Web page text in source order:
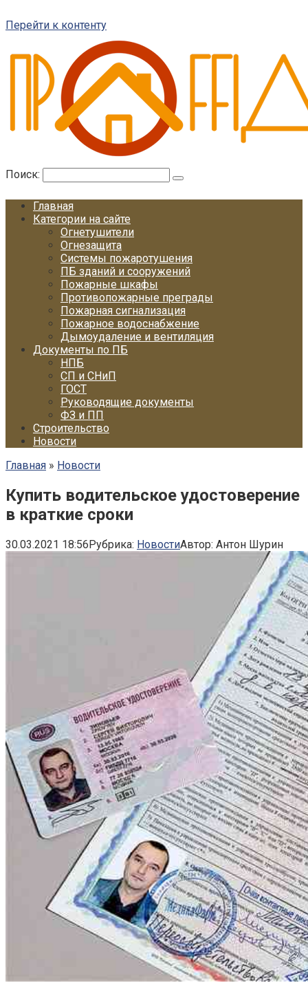
Перейти к контенту
Поиск:
Главная
Категории на сайте
Огнетушители
Огнезащита
Системы пожаротушения
ПБ зданий и сооружений
Пожарные шкафы
Противопожарные преграды
Пожарная сигнализация
Пожарное водоснабжение
Дымоудаление и вентиляция
Документы по ПБ
НПБ
СП и СНиП
ГОСТ
Руководящие документы
ФЗ и ПП
Строительство
Новости
Главная » Новости
Купить водительское удостоверение
в краткие сроки
30.03.2021 18:56Рубрика: НовостиАвтор: Антон Шурин